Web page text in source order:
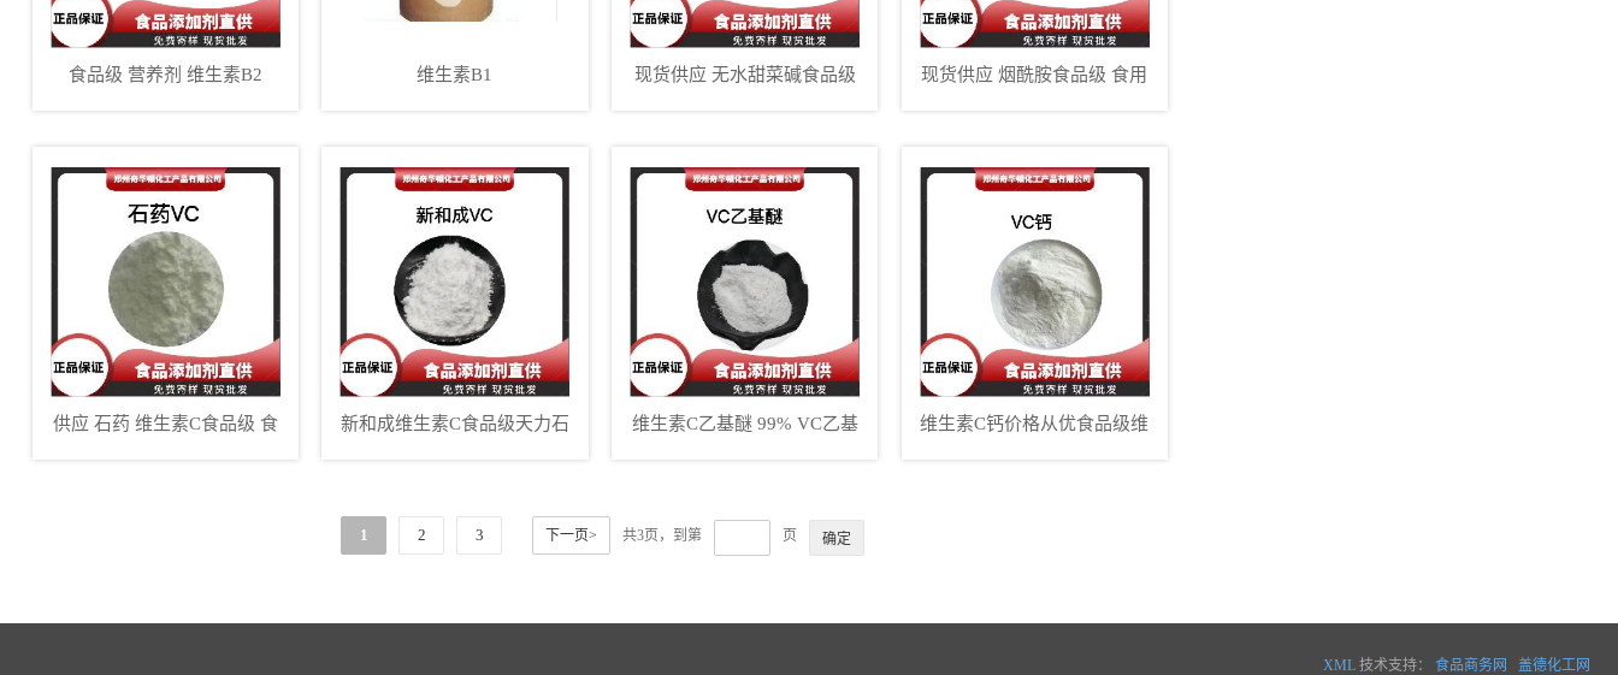
食品级 营养剂 维生素B2 维生素B1
现货供应 无水甜菜碱食品级
现货供应 烟酰胺食品级 食用
供应 石药 维生素C食品级 食
新和成维生素C食品级天力石
维生素C乙基醚 99% VC乙基
维生素C钙价格从优食品级维
1 2 3 下一页> 共3页，到第 页
XML 技术支持： 食品商务网 盖德化工网